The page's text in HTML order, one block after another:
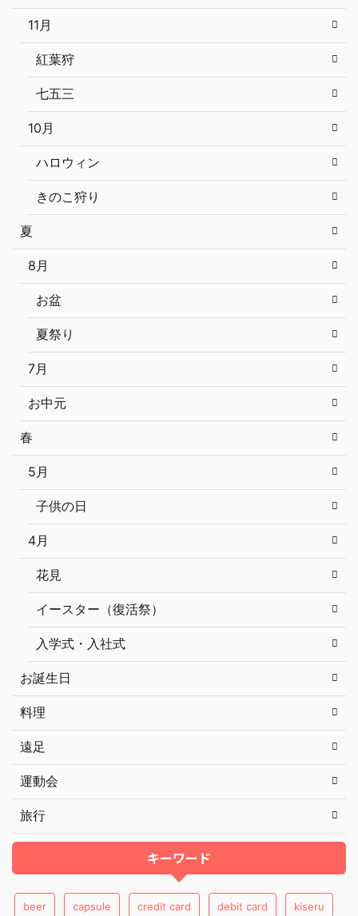
11月
紅葉狩
七五三
10月
ハロウィン
きのこ狩り
夏
8月
お盆
夏祭り
7月
お中元
春
5月
子供の日
4月
花見
イースター（復活祭）
入学式・入社式
お誕生日
料理
遠足
運動会
旅行
キーワード
beer capsule credit card debit card kiseru